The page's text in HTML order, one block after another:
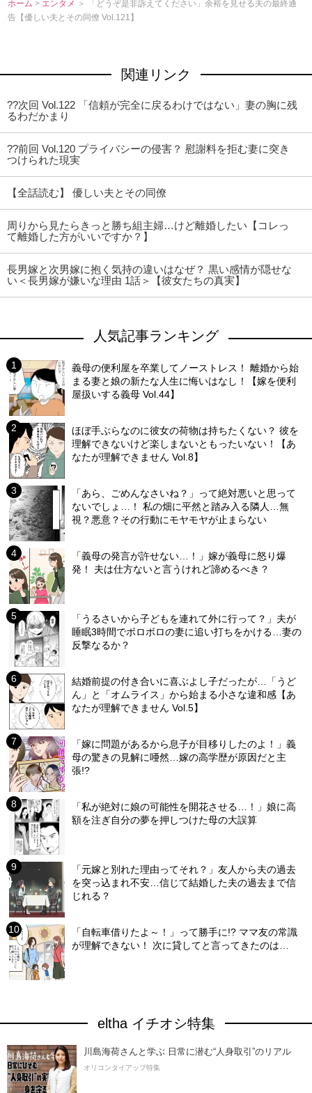
ホーム > エンタメ ＞ 「どうぞ是非訴えてください」余裕を見せる夫の最終通
告【優しい夫とその同僚 Vol.121】
関連リンク
??次回 Vol.122 「信頼が完全に戻るわけではない」妻の胸に残
るわだかまり
??前回 Vol.120 プライバシーの侵害？ 慰謝料を拒む妻に突き
つけられた現実
【全話読む】 優しい夫とその同僚
周りから見たらきっと勝ち組主婦…けど離婚したい【コレっ
て離婚した方がいいですか？】
長男嫁と次男嫁に抱く気持の違いはなぜ？ 黒い感情が隠せな
い＜長男嫁が嫌いな理由 1話＞【彼女たちの真実】
人気記事ランキング
義母の便利屋を卒業してノーストレス！ 離婚から始
まる妻と娘の新たな人生に悔いはなし！【嫁を便利
屋扱いする義母 Vol.44】
ほぼ手ぶらなのに彼女の荷物は持ちたくない？ 彼を
理解できないけど楽しまないともったいない！【あ
なたが理解できません Vol.8】
「あら、ごめんなさいね？」って絶対悪いと思って
ないでしょ…！ 私の畑に平然と踏み入る隣人…無
視？悪意？その行動にモヤモヤが止まらない
「義母の発言が許せない…！」嫁が義母に怒り爆
発！ 夫は仕方ないと言うけれど諦めるべき？
「うるさいから子どもを連れて外に行って？」夫が
睡眠3時間でボロボロの妻に追い打ちをかける…妻の
反撃なるか？
結婚前提の付き合いに喜ぶよし子だったが…「うど
ん」と「オムライス」から始まる小さな違和感【あ
なたが理解できません Vol.5】
「嫁に問題があるから息子が目移りしたのよ！」義
母の驚きの見解に唖然…嫁の高学歴が原因だと主
張!?
「私が絶対に娘の可能性を開花させる…！」娘に高
額を注ぎ自分の夢を押しつけた母の大誤算
「元嫁と別れた理由ってそれ？」友人から夫の過去
を突っ込まれ不安…信じて結婚した夫の過去まで信
じれる？
「自転車借りたよ～！」って勝手に!? ママ友の常識
が理解できない！ 次に貸してと言ってきたのは…
eltha イチオシ特集
川島海荷さんと学ぶ 日常に潜む“人身取引”のリアル
オリコンタイアップ特集